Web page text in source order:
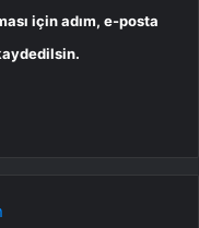
için adım, e-posta